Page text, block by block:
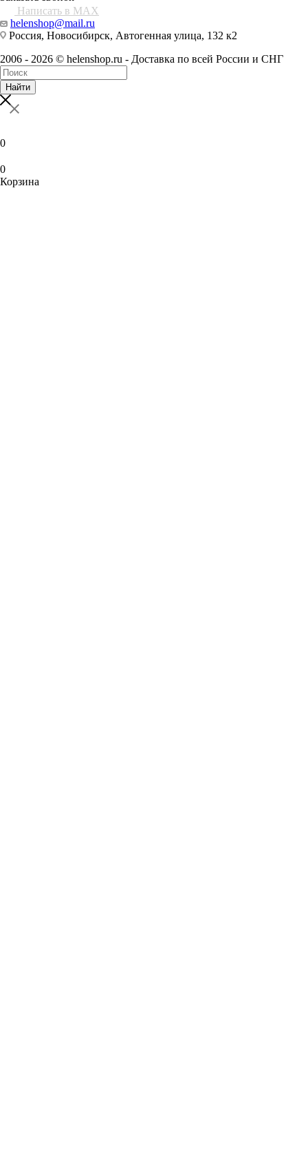
Написать в MAX
helenshop@mail.ru
Россия, Новосибирск, Автогенная улица, 132 к2
2006 - 2026 © helenshop.ru - Доставка по всей России и СНГ
Найти
0
0
Корзина